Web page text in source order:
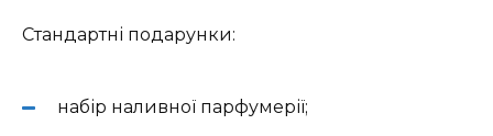
Стандартні подарунки:
набір наливної парфумерії;